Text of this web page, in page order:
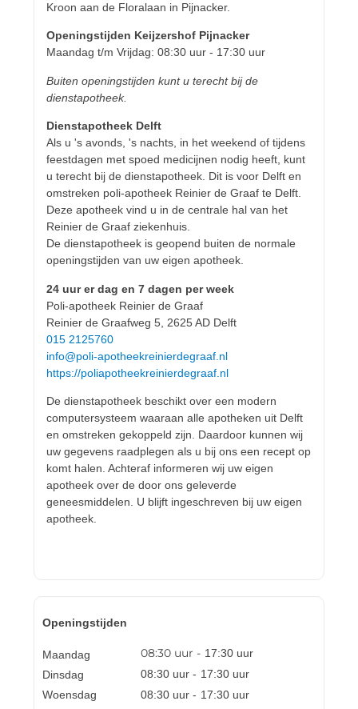
Kroon aan de Floralaan in Pijnacker.
Openingstijden Keijzershof Pijnacker
Maandag t/m Vrijdag: 08:30 uur - 17:30 uur
Buiten openingstijden kunt u terecht bij de
dienstapotheek.
Dienstapotheek Delft
Als u 's avonds, 's nachts, in het weekend of tijdens
feestdagen met spoed medicijnen nodig heeft, kunt
u terecht bij de dienstapotheek. Dit is voor Delft en
omstreken poli-apotheek Reinier de Graaf te Delft.
Deze apotheek vind u in de centrale hal van het
Reinier de Graaf ziekenhuis.
De dienstapotheek is geopend buiten de normale
openingstijden van uw eigen apotheek.
24 uur er dag en 7 dagen per week
Poli-apotheek Reinier de Graaf
Reinier de Graafweg 5, 2625 AD Delft
015 2125760
info@poli-apotheekreinierdegraaf.nl
https://poliapotheekreinierdegraaf.nl
De dienstapotheek beschikt over een modern
computersysteem waaraan alle apotheken uit Delft
en omstreken gekoppeld zijn. Daardoor kunnen wij
uw gegevens raadplegen als u bij ons een recept op
komt halen. Achteraf informeren wij uw eigen
apotheek over de door ons geleverde
geneesmiddelen. U blijft ingeschreven bij uw eigen
apotheek.
Openingstijden
Maandag
Dinsdag
Woensdag
08:30 uur - 17:30 uur
08:30 uur - 17:30 uur
08:30 uur - 17:30 uur